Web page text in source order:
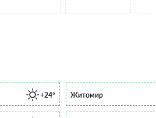
+24° Житомир